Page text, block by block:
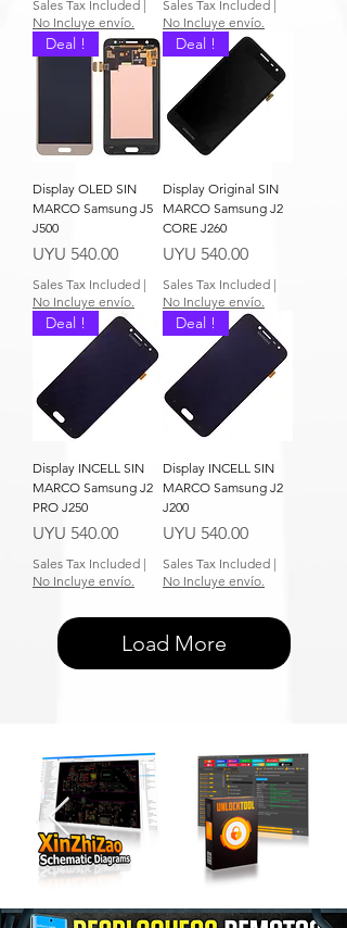
Sales Tax Included |
No Incluye envío.
Sales Tax Included |
No Incluye envío.
Deal !
Display OLED SIN
MARCO Samsung J5
J500
Price
UYU 540.00
Sales Tax Included |
No Incluye envío.
Deal !
Display Original SIN
MARCO Samsung J2
CORE J260
Price
UYU 540.00
Sales Tax Included |
No Incluye envío.
Deal !
Display INCELL SIN
MARCO Samsung J2
PRO J250
Price
UYU 540.00
Sales Tax Included |
No Incluye envío.
Deal !
Display INCELL SIN
MARCO Samsung J2
J200
Price
UYU 540.00
Sales Tax Included |
No Incluye envío.
Load More